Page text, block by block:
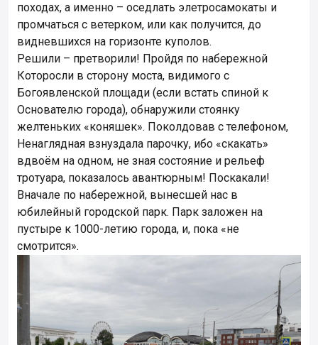
походах, а именно – оседлать элетросамокаты и
промчаться с ветерком, или как получится, до
видневшихся на горизонте куполов.
Решили – претворили! Пройдя по набережной
Которосли в сторону моста, видимого с
Богоявленской площади (если встать спиной к
Основателю города), обнаружили стоянку
желтеньких «коняшек». Поколдовав с телефоном,
Ненаглядная взнуздала парочку, ибо «скакать»
вдвоём на одном, не зная состояние и рельеф
тротуара, показалось авантюрным! Поскакали!
Вначале по набережной, вынесшей нас в
юбилейный городской парк. Парк заложен на
пустыре к 1000-летию города, и, пока «не
смотрится».